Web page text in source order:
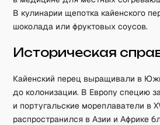
В кулинарии щепотка кайенского
шоколада или фруктовых соусов.
Историческая
Кайенский перец выращивали в
до колонизации. В Европу специю
и португальские мореплаватели в
распространился в Азии и Африке